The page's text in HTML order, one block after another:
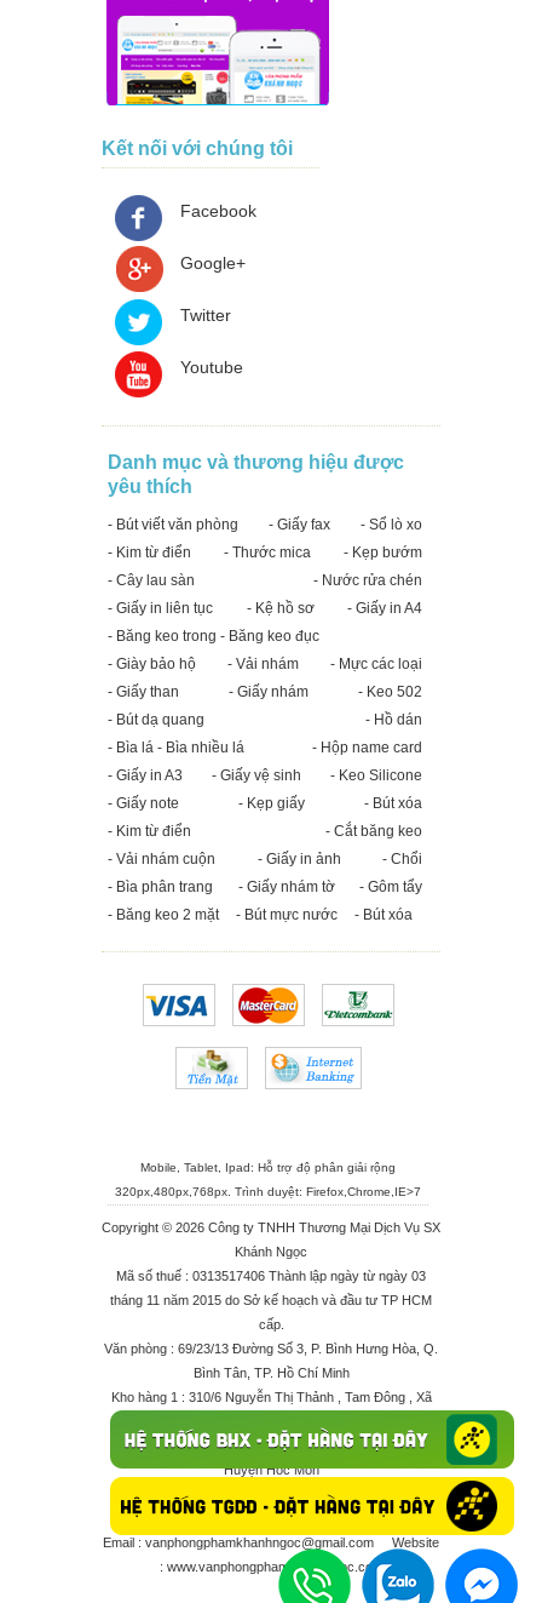
Kết nối với chúng tôi
Facebook
Google+
Twitter
Youtube
Danh mục và thương hiệu được
yêu thích
- Bút viết văn phòng - Giấy fax
- Sổ lò xo
- Kim từ điển
- Thước mica
- Kẹp bướm
- Cây lau sàn
- Nước rửa chén
- Giấy in liên tục
- Kệ hồ sơ
- Giấy in A4
- Băng keo trong - Băng keo đục
- Giày bảo hộ
- Vải nhám
- Mực các loại
- Giấy than
- Giấy nhám
- Keo 502
- Bút dạ quang
- Hồ dán
- Bìa lá - Bìa nhiều lá
- Hộp name card
- Giấy in A3
- Giấy vệ sinh
- Keo Silicone
- Giấy note
- Kẹp giấy
- Bút xóa
- Kim từ điển
- Cắt băng keo
- Vải nhám cuộn
- Giấy in ảnh
- Chổi
- Bìa phân trang
- Giấy nhám tờ
- Gôm tẩy
- Băng keo 2 mặt
- Bút mực nước - Bút xóa
Mobile, Tablet, Ipad: Hỗ trợ độ phân giải rộng
320px,480px,768px. Trình duyệt: Firefox Chrome IE>7
Copyright © 2026 Công ty TNHH Thương Mại Dịch Vụ SX
Khánh Ngọc
Mã số thuế : 0313517406 Thành lập ngày từ ngày 03
tháng 11 năm 2015 do Sở kế hoạch và đầu tư TP HCM
cấp.
Văn phòng : 69/23/13 Đường Số 3, P. Bình Hưng Hòa, Q.
Bình Tân, TP. Hồ Chí Minh
Kho hàng 1 : 310/6 Nguyễn Thị Thảnh , Tam Đông , Xã
Kho hàng 2 : 68/2X Ấp Đông 1 , Xã Thới Tam Thôn ,
Huyện Hóc Môn
Điện thoại : 028 625 66506 - 0909 682 189 - 082 7158
413 - 096 298 10 17 - 0961 208 617
Email : vanphongphamkhanhngoc@gmail.com
Website
: www.vanphongphamkhanhngoc.com